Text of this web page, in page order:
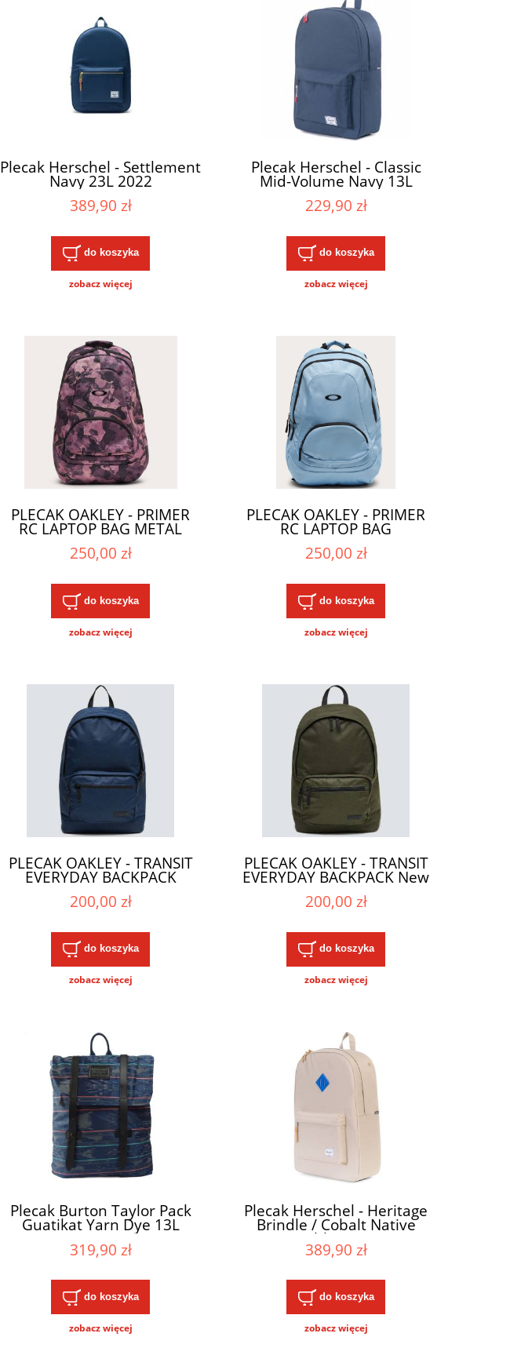
Plecak Herschel - Settlement
Navy 23L 2022
389,90 zł
do koszyka
zobacz więcej
Plecak Herschel - Classic
Mid-Volume Navy 13L
229,90 zł
do koszyka
zobacz więcej
PLECAK OAKLEY - PRIMER
RC LAPTOP BAG METAL
COSMO TOADSTOL 2025
250,00 zł
do koszyka
zobacz więcej
PLECAK OAKLEY - PRIMER
RC LAPTOP BAG
STONEWASH BLUE 2025
250,00 zł
do koszyka
zobacz więcej
PLECAK OAKLEY - TRANSIT
EVERYDAY BACKPACK
Fathom Heather 2023
200,00 zł
do koszyka
zobacz więcej
PLECAK OAKLEY - TRANSIT
EVERYDAY BACKPACK New
Dark Brush 2023
200,00 zł
do koszyka
zobacz więcej
Plecak Burton Taylor Pack
Guatikat Yarn Dye 13L
319,90 zł
do koszyka
zobacz więcej
Plecak Herschel - Heritage
Brindle / Cobalt Native
Rubber 21L
389,90 zł
do koszyka
zobacz więcej